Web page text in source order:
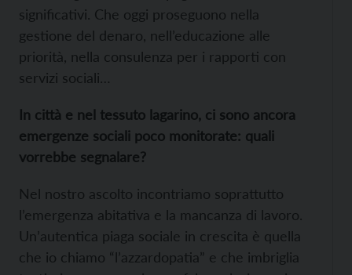
significativi. Che oggi proseguono nella
gestione del denaro, nell’educazione alle
priorità, nella consulenza per i rapporti con
servizi sociali…
In città e nel tessuto lagarino, ci sono ancora
emergenze sociali poco monitorate: quali
vorrebbe segnalare?
Nel nostro ascolto incontriamo soprattutto
l’emergenza abitativa e la mancanza di lavoro.
Un’autentica piaga sociale in crescita è quella
che io chiamo “l’azzardopatia” e che imbriglia